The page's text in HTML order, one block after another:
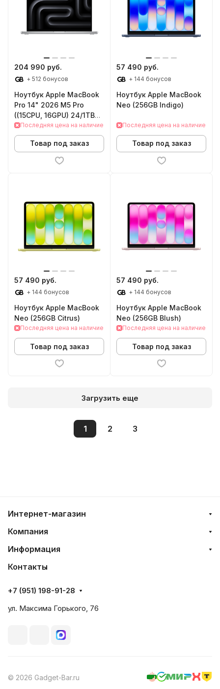
204 990 руб.
+ 512 бонусов
Ноутбук Apple MacBook
Pro 14" 2026 M5 Pro
((15CPU, 16GPU) 24/1TB
Standart Display Silver)
Последняя цена на наличие
Товар под заказ
57 490 руб.
+ 144 бонусов
Ноутбук Apple MacBook
Neo (256GB Indigo)
Последняя цена на наличие
Товар под заказ
57 490 руб.
+ 144 бонусов
Ноутбук Apple MacBook
Neo (256GB Citrus)
Последняя цена на наличие
Товар под заказ
57 490 руб.
+ 144 бонусов
Ноутбук Apple MacBook
Neo (256GB Blush)
Последняя цена на наличие
Товар под заказ
Загрузить еще
1 2 3
Интернет-магазин
Компания
Информация
Контакты
+7 (951) 198-91-28
ул. Максима Горького, 76
© 2026 Gadget-Bar.ru